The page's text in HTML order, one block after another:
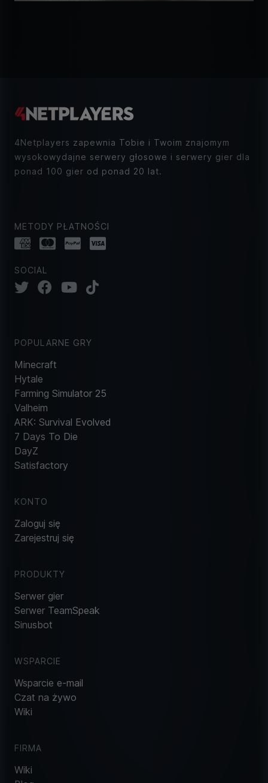
4Netplayers zapewnia Tobie i Twoim znajomym
wysokowydajne serwery głosowe i serwery gier dla
ponad 100 gier od ponad 20 lat.
METODY PŁATNOŚCI
SOCIAL
POPULARNE GRY
Minecraft
Hytale
Farming Simulator 25
Valheim
ARK: Survival Evolved
7 Days To Die
DayZ
Satisfactory
KONTO
Zaloguj się
Zarejestruj się
PRODUKTY
Serwer gier
Serwer TeamSpeak
Sinusbot
WSPARCIE
Wsparcie e-mail
Czat na żywo
Wiki
FIRMA
Wiki